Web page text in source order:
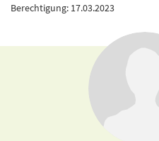
Berechtigung: 17.03.2023